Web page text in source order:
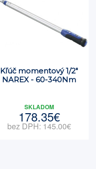
Kľúč momentový 1/2"
NAREX - 60-340Nm
SKLADOM
178.35€
bez DPH: 145.00€